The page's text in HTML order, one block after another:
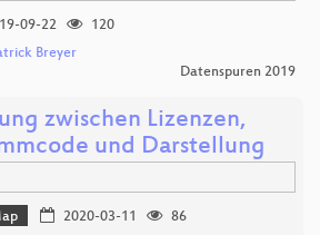
09-22
120
Breyer
Datenspuren 2019
zwischen Lizenzen,
und Darstellung
2020-03-11
86